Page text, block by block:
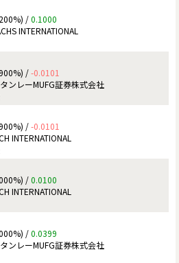
/0.1000
INTERNATIONAL
/-0.0101
ンレーMUFG証券株式会社
/-0.0101
INTERNATIONAL
/0.0100
INTERNATIONAL
/0.0399
ンレーMUFG証券株式会社